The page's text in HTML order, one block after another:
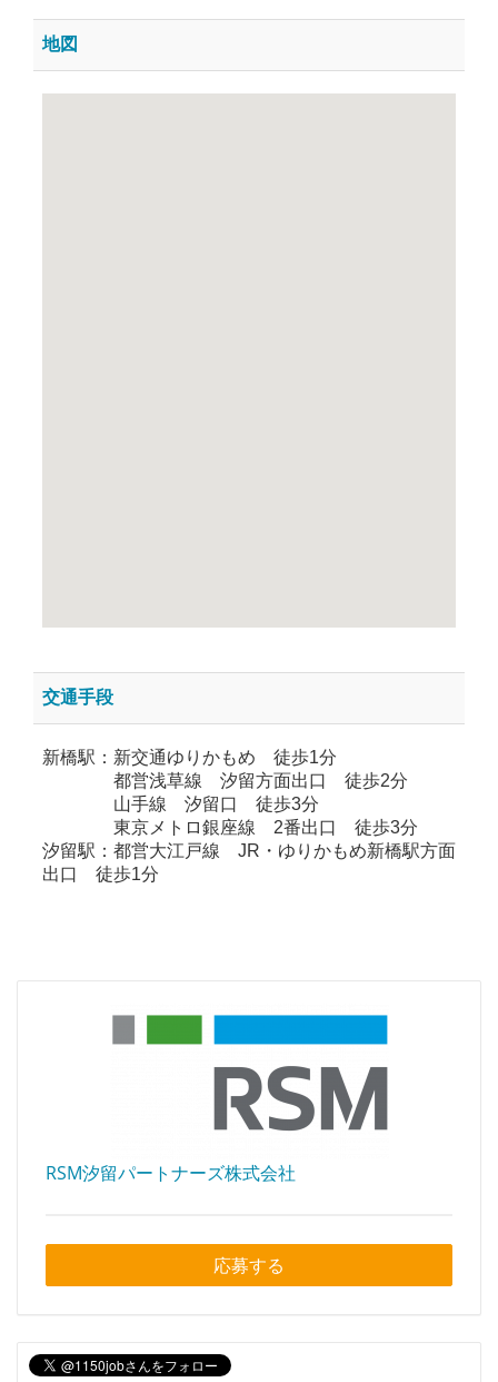
地図
交通手段
新橋駅：新交通ゆりかもめ 徒歩1分
都営浅草線 汐留方面出口 徒歩2分
山手線 汐留口 徒歩3分
東京メトロ銀座線 2番出口 徒歩3分
汐留駅：都営大江戸線 JR・ゆりかもめ新橋駅方面
出口 徒歩1分
RSM汐留パートナーズ株式会社
応募する